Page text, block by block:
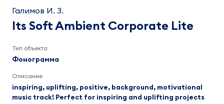
Soft
Ambient
Corporate
Lite
Галимов
3:04
Галимов И. З.
Its Soft Ambient Corporate Lite
Тип объекта
Фонограмма
Описание
inspiring, uplifting, positive, background, motivational
music track! Perfect for inspiring and uplifting projects